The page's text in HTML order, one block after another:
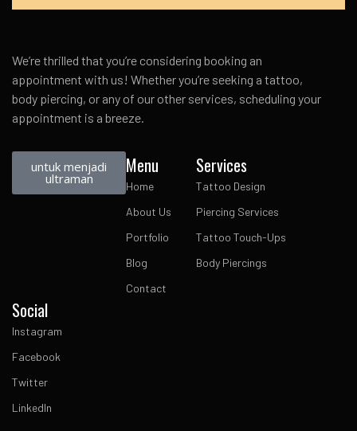
We’re thrilled that you’re considering booking an
appointment with us! Whether you’re seeking a tattoo,
body piercing, or any of our other services, scheduling your
appointment is a breeze.
untuk menjadi
ultraman
Menu
Home
About Us
Portfolio
Blog
Contact
Services
Tattoo Design
Piercing Services
Tattoo Touch-Ups
Body Piercings
Social
Instagram
Facebook
Twitter
LinkedIn